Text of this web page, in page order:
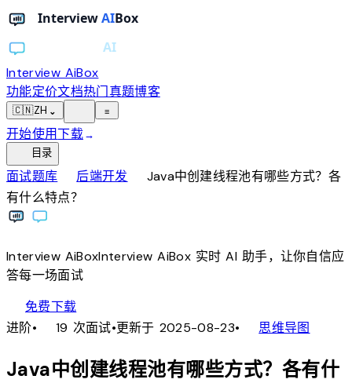
Interview AiBox
功能定价文档热门真题博客
🇨🇳ZH ⌄ ≡
开始使用下载→
目录
面试题库chevron_right后端开发chevron_right
Java中创建线程池有哪些方式？各
有什么特点？
Interview AiBoxInterviewAiBox实时 AI 助手，让你自信应
答每一场面试
免费下载
进阶• 19 次面试•更新于 2025-08-23• account_tree思维导图
Java中创建线程池有哪些方式？各有什